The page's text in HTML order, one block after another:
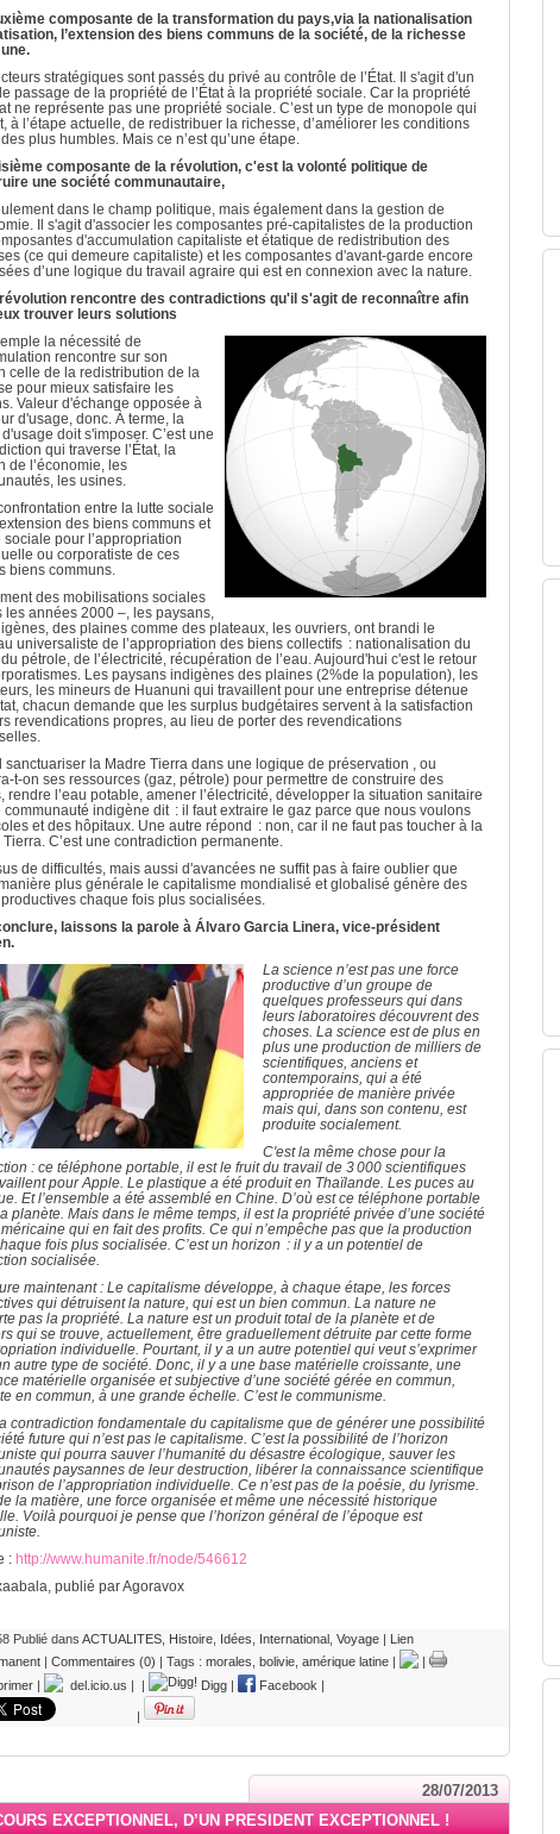
composante de la transformation du pays,via la nationalisation
l’extension des biens communs de la société, de la richesse
stratégiques sont passés du privé au contrôle de l’État. Il s'agit d'un
passage de la propriété de l’État à la propriété sociale. Car la propriété
ne représente pas une propriété sociale. C’est un type de monopole qui
à l’étape actuelle, de redistribuer la richesse, d’améliorer les conditions
plus humbles. Mais ce n’est qu’une étape.
composante de la révolution, c'est la volonté politique de
une société communautaire,
dans le champ politique, mais également dans la gestion de
Il s'agit d'associer les composantes pré-capitalistes de la production
d'accumulation capitaliste et étatique de redistribution des
(ce qui demeure capitaliste) et les composantes d'avant-garde encore
d’une logique du travail agraire qui est en connexion avec la nature.
rencontre des contradictions qu'il s'agit de reconnaître afin
trouver leurs solutions
la nécessité de
rencontre sur son
celle de la redistribution de la
pour mieux satisfaire les
Valeur d'échange opposée à
d'usage, donc. À terme, la
doit s'imposer. C’est une
qui traverse l’État, la
de l’économie, les
les usines.
entre la lutte sociale
des biens communs et
sociale pour l’appropriation
ou corporatiste de ces
biens communs.
des mobilisations sociales
les années 2000 –, les paysans,
des plaines comme des plateaux, les ouvriers, ont brandi le
universaliste de l’appropriation des biens collectifs : nationalisation du
pétrole, de l’électricité, récupération de l’eau. Aujourd'hui c'est le retour
Les paysans indigènes des plaines (2%de la population), les
les mineurs de Huanuni qui travaillent pour une entreprise détenue
chacun demande que les surplus budgétaires servent à la satisfaction
revendications propres, au lieu de porter des revendications
sanctuariser la Madre Tierra dans une logique de préservation , ou
t-on ses ressources (gaz, pétrole) pour permettre de construire des
rendre l’eau potable, amener l’électricité, développer la situation sanitaire
communauté indigène dit : il faut extraire le gaz parce que nous voulons
et des hôpitaux. Une autre répond : non, car il ne faut pas toucher à la
Tierra. C’est une contradiction permanente.
de difficultés, mais aussi d'avancées ne suffit pas à faire oublier que
plus générale le capitalisme mondialisé et globalisé génère des
chaque fois plus socialisées.
laissons la parole à Álvaro Garcia Linera, vice-président
La science n’est pas une force
productive d’un groupe de
quelques professeurs qui dans
leurs laboratoires découvrent des
choses. La science est de plus en
plus une production de milliers de
scientifiques, anciens et
contemporains, qui a été
appropriée de manière privée
mais qui, dans son contenu, est
produite socialement.
C'est la même chose pour la
: ce téléphone portable, il est le fruit du travail de 3 000 scientifiques
pour Apple. Le plastique a été produit en Thaïlande. Les puces au
Et l’ensemble a été assemblé en Chine. D’où est ce téléphone portable
planète. Mais dans le même temps, il est la propriété privée d’une société
qui en fait des profits. Ce qui n’empêche pas que la production
fois plus socialisée. C’est un horizon : il y a un potentiel de
socialisée.
maintenant : Le capitalisme développe, à chaque étape, les forces
qui détruisent la nature, qui est un bien commun. La nature ne
pas la propriété. La nature est un produit total de la planète et de
qui se trouve, actuellement, être graduellement détruite par cette forme
individuelle. Pourtant, il y a un autre potentiel qui veut s’exprimer
autre type de société. Donc, il y a une base matérielle croissante, une
matérielle organisée et subjective d’une société gérée en commun,
en commun, à une grande échelle. C’est le communisme.
contradiction fondamentale du capitalisme que de générer une possibilité
future qui n’est pas le capitalisme. C’est la possibilité de l’horizon
qui pourra sauver l’humanité du désastre écologique, sauver les
paysannes de leur destruction, libérer la connaissance scientifique
de l’appropriation individuelle. Ce n’est pas de la poésie, du lyrisme.
la matière, une force organisée et même une nécessité historique
Voilà pourquoi je pense que l’horizon général de l’époque est
: http://www.humanite.fr/node/546612
publié par Agoravox
Publié dans ACTUALITES Histoire Idées International Voyage | Lien
| Commentaires (0) | Tags : morales bolivie amérique latine |
|
| del.icio.us | | Digg | Facebook |
|
28/07/2013
EXCEPTIONNEL, D’UN PRESIDENT EXCEPTIONNEL !